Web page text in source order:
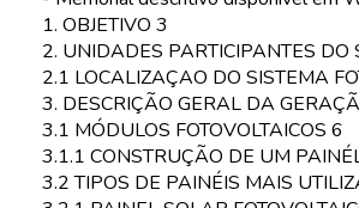
1. OBJETIVO 3
2. UNIDADES PARTICIPANTES
2.1 LOCALIZAÇAO DO SISTEMA
3. DESCRIÇÃO GERAL DA
3.1 MÓDULOS FOTOVOLTAICOS 6
3.1.1 CONSTRUÇÃO DE UM
3.2 TIPOS DE PAINÉIS MAIS